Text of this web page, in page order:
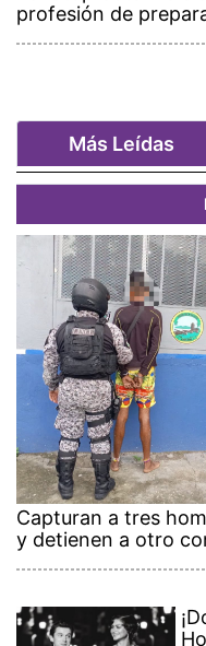
profesión de
Más Leídas
Capturan a tres
y detienen a otro